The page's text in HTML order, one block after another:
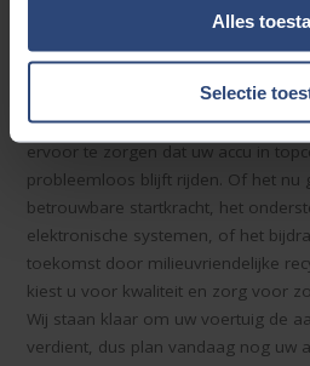
Alles
Selectie
Doe de accucheck bij
Bij Auto Aaltink zetten we ons in
van uw voertuig. Onze accucheck is
ervoor te zorgen dat uw accu in
probleemloos blijft rijden. Of het nu
betrouwbare startkracht, het
elektronische systemen, of het
toekomst door milieuvriendelijke
kiest u voor kwaliteit en zorg voor
Wij staan klaar om uw voertuig de
verdient, dus plan vandaag nog uw